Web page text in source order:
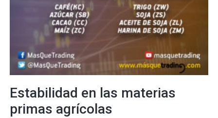
Estabilidad en las materias
primas agrícolas